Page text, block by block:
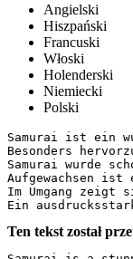
Angielski
Hiszpański
Francuski
Włoski
Holenderski
Niemiecki
Polski
Samurai ist ein
Besonders
Samurai wurde
Aufgewachsen
Im Umgang zeigt
Ein
Ten tekst został